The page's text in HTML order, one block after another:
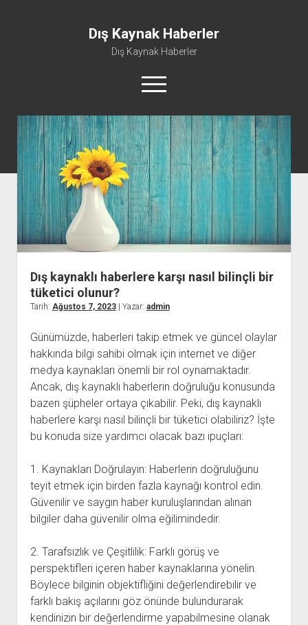
Dış Kaynak Haberler
Dış Kaynak Haberler
menüyü
aç
Facebook Beğeni Arttırma Hilesi
Instagram Gizli Hesap Görme Uygulaması Ücretsiz
Instagram Türk Takipçi Yükleme
Liste
Sayfa Listesi
Dış kaynaklı haberlere karşı nasıl bilinçli bir
tüketici olunur?
Tarih: Ağustos 7, 2023| Yazar: admin
Günümüzde, haberleri takip etmek ve güncel olaylar
hakkında bilgi sahibi olmak için internet ve diğer
medya kaynakları önemli bir rol oynamaktadır.
Ancak, dış kaynaklı haberlerin doğruluğu konusunda
bazen şüpheler ortaya çıkabilir. Peki, dış kaynaklı
haberlere karşı nasıl bilinçli bir tüketici olabiliriz? İşte
bu konuda size yardımcı olacak bazı ipuçları:
1. Kaynakları Doğrulayın: Haberlerin doğruluğunu
teyit etmek için birden fazla kaynağı kontrol edin.
Güvenilir ve saygın haber kuruluşlarından alınan
bilgiler daha güvenilir olma eğilimindedir.
2. Tarafsızlık ve Çeşitlilik: Farklı görüş ve
perspektifleri içeren haber kaynaklarına yönelin.
Böylece bilginin objektifliğini değerlendirebilir ve
farklı bakış açılarını göz önünde bulundurarak
kendinizin bir değerlendirme yapabilmesine olanak